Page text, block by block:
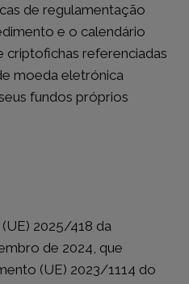
de regulamentação
e o calendário
criptofichas referenciadas
moeda eletrónica
fundos próprios
2025/418 da
de 2024, que
(UE) 2023/1114 do